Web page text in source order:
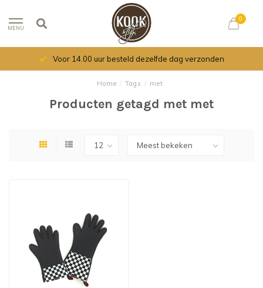
MENU
0
Voor 14.00 uur besteld dezelfde dag verzonden
Home / Tags / met
Producten getagd met met